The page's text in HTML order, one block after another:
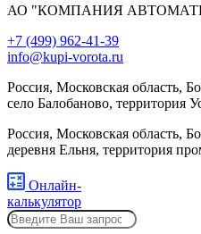
АО "КОМПАНИЯ
+7 (499) 962-41-39
info@kupi-vorota.ru
Россия, Московская область,
село Балобаново, территория
Россия, Московская область,
деревня Ельня, территория
Онлайн-
калькулятор